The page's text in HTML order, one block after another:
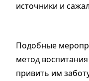
источники и
Подобные
метод
привить им